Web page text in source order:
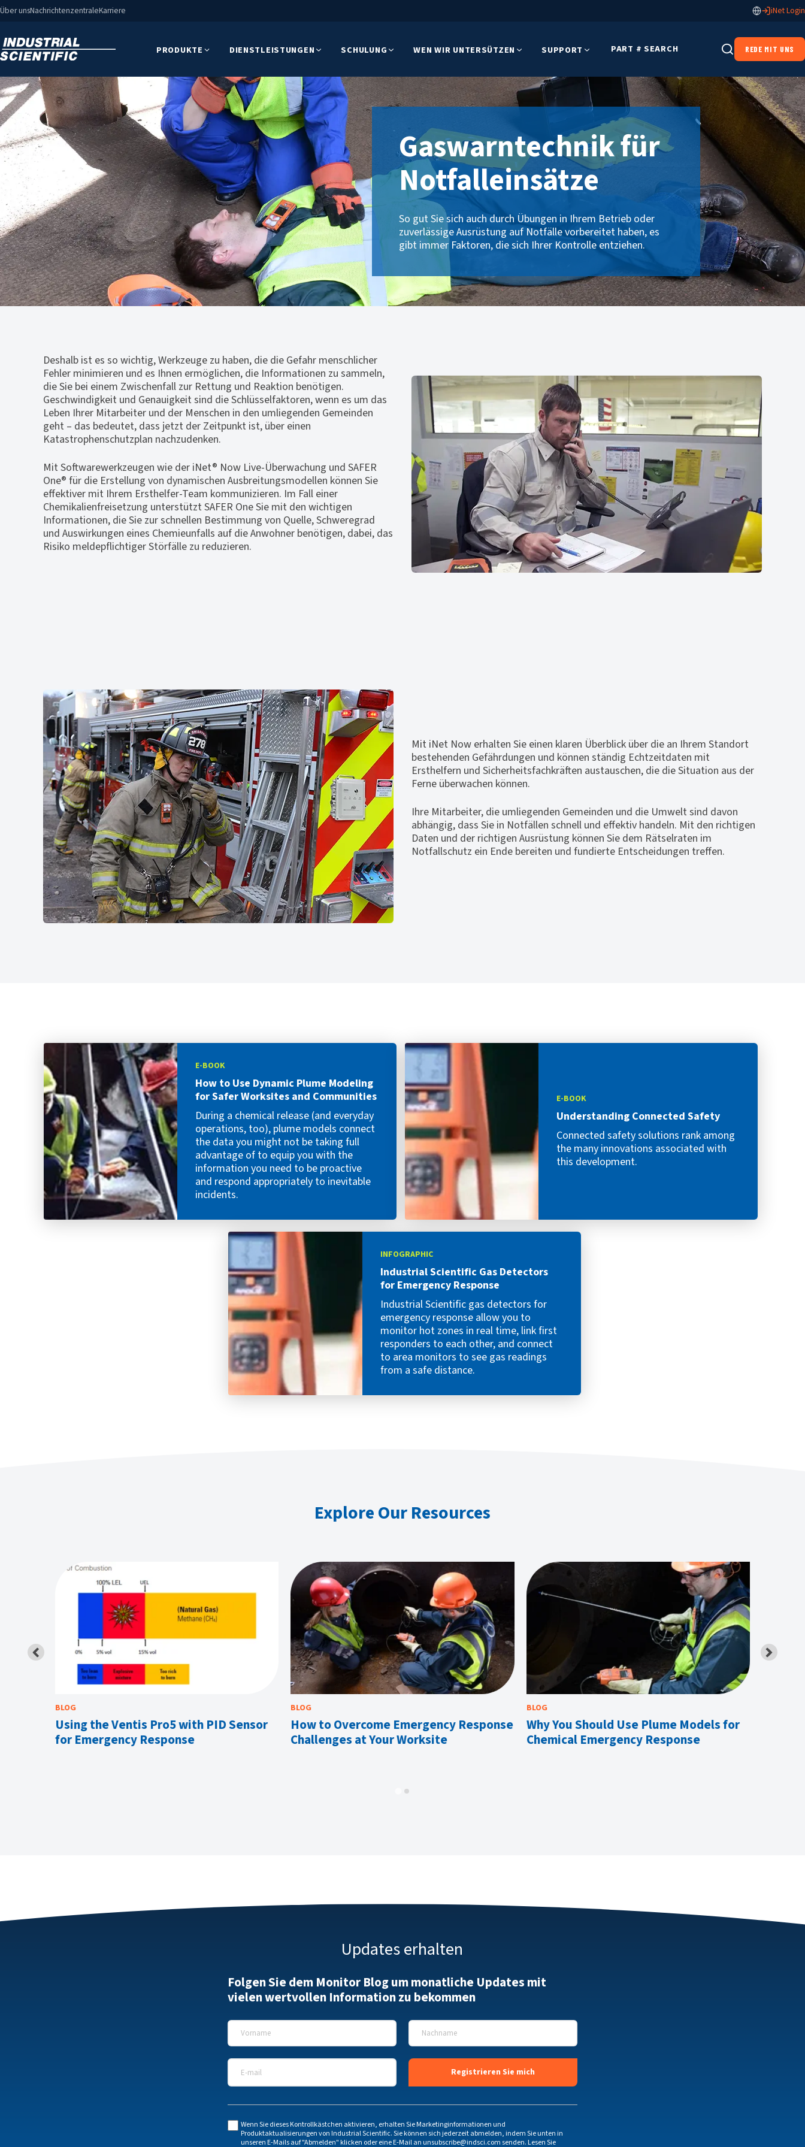
Über unsNachrichtenzentraleKarriere iNet Login
PRODUKTE DIENSTLEISTUNGEN SCHULUNG WEN WIR UNTERSÜTZEN SUPPORT PART # SEARCH REDE MIT UNS
Gaswarntechnik für
Notfalleinsätze
So gut Sie sich auch durch Übungen in Ihrem Betrieb oder
zuverlässige Ausrüstung auf Notfälle vorbereitet haben, es
gibt immer Faktoren, die sich Ihrer Kontrolle entziehen.
Deshalb ist es so wichtig, Werkzeuge zu haben, die die Gefahr menschlicher
Fehler minimieren und es Ihnen ermöglichen, die Informationen zu sammeln,
die Sie bei einem Zwischenfall zur Rettung und Reaktion benötigen.
Geschwindigkeit und Genauigkeit sind die Schlüsselfaktoren, wenn es um das
Leben Ihrer Mitarbeiter und der Menschen in den umliegenden Gemeinden
geht – das bedeutet, dass jetzt der Zeitpunkt ist, über einen
Katastrophenschutzplan nachzudenken.
Mit Softwarewerkzeugen wie der iNet® Now Live-Überwachung und SAFER
One® für die Erstellung von dynamischen Ausbreitungsmodellen können Sie
effektiver mit Ihrem Ersthelfer-Team kommunizieren. Im Fall einer
Chemikalienfreisetzung unterstützt SAFER One Sie mit den wichtigen
Informationen, die Sie zur schnellen Bestimmung von Quelle, Schweregrad
und Auswirkungen eines Chemieunfalls auf die Anwohner benötigen, dabei, das
Risiko meldepflichtiger Störfälle zu reduzieren.
Mit iNet Now erhalten Sie einen klaren Überblick über die an Ihrem Standort
bestehenden Gefährdungen und können ständig Echtzeitdaten mit
Ersthelfern und Sicherheitsfachkräften austauschen, die die Situation aus der
Ferne überwachen können.
Ihre Mitarbeiter, die umliegenden Gemeinden und die Umwelt sind davon
abhängig, dass Sie in Notfällen schnell und effektiv handeln. Mit den richtigen
Daten und der richtigen Ausrüstung können Sie dem Rätselraten im
Notfallschutz ein Ende bereiten und fundierte Entscheidungen treffen.
E-BOOK
How to Use Dynamic Plume Modeling
for Safer Worksites and Communities
During a chemical release (and everyday
operations, too), plume models connect
the data you might not be taking full
advantage of to equip you with the
information you need to be proactive
and respond appropriately to inevitable
incidents.
E-BOOK
Understanding Connected Safety
Connected safety solutions rank among
the many innovations associated with
this development.
INFOGRAPHIC
Industrial Scientific Gas Detectors
for Emergency Response
Industrial Scientific gas detectors for
emergency response allow you to
monitor hot zones in real time, link first
responders to each other, and connect
to area monitors to see gas readings
from a safe distance.
Explore Our Resources
BLOG
Using the Ventis Pro5 with PID Sensor
for Emergency Response
BLOG
How to Overcome Emergency Response
Challenges at Your Worksite
BLOG
Why You Should Use Plume Models for
Chemical Emergency Response
Updates erhalten
Folgen Sie dem Monitor Blog um monatliche Updates mit
vielen wertvollen Information zu bekommen
E-Mail
Vorname Nachname
Wenn Sie dieses Kontrollkästchen aktivieren, erhalten Sie Marketinginformationen und
Produktaktualisierungen von Industrial Scientific. Sie können sich jederzeit abmelden, indem Sie unten in
unseren E-Mails auf "Abmelden" klicken oder eine E-Mail anunsubscribe@indsci.comsenden. Lesen Sie